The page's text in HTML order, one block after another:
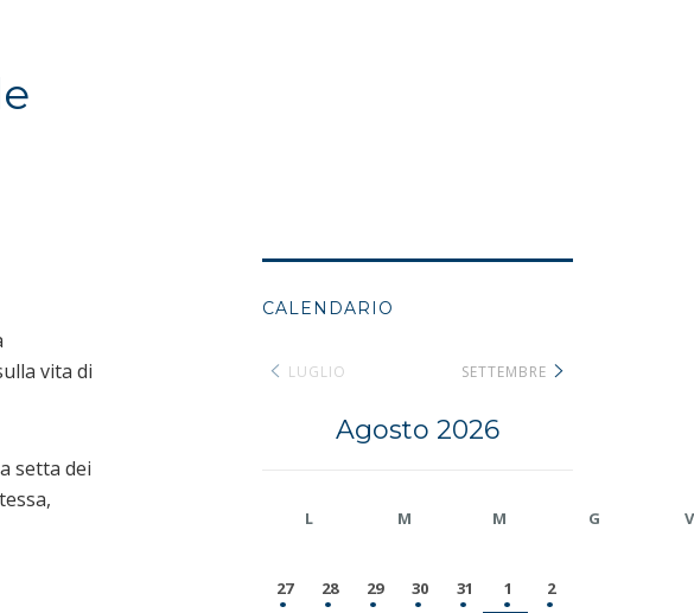
vita di
setta dei
CALENDARIO
LUGLIO
Agosto 2026
SETTEMBRE
L M M G V
27 28 29 30 31 1 2